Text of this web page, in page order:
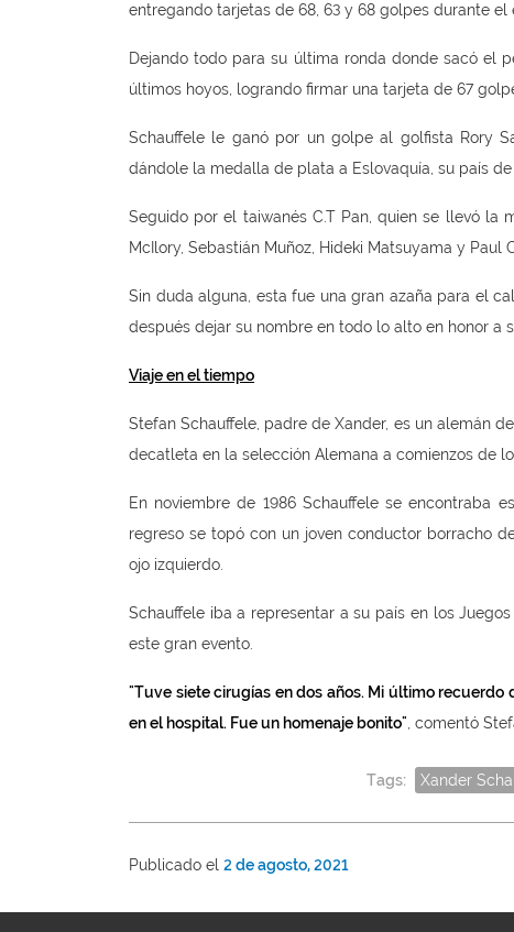
entregando tarjetas de 68, 63 y 68 golpes durante
Dejando todo para su última ronda donde sacó el
últimos hoyos, logrando firmar una tarjeta de 67
Schauffele le ganó por un golpe al golfista Rory
dándole la medalla de plata a Eslovaquía, su país de
Seguido por el taiwanés C.T Pan, quien se llevó la
McIlory, Sebastián Muñoz, Hideki Matsuyama y Paul
Sin duda alguna, esta fue una gran azaña para el
después dejar su nombre en todo lo alto en honor a
Viaje en el tiempo
Stefan Schauffele, padre de Xander, es un alemán
decatleta en la selección Alemana a comienzos de
En noviembre de 1986 Schauffele se encontraba
regreso se topó con un joven conductor borracho
ojo izquierdo.
Schauffele iba a representar a su país en los
este gran evento.
"Tuve siete cirugías en dos años. Mi último
en el hospital. Fue un homenaje bonito", comentó
Tags: Xander
Publicado el 2 de agosto, 2021